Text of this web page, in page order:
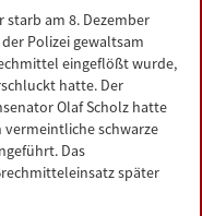
starb am 8. Dezember
Polizei gewaltsam
eingeflößt wurde,
hatte. Der
Olaf Scholz hatte
vermeintliche schwarze
Das
später